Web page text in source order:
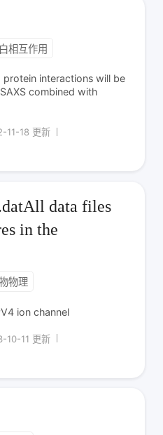
相互作用
interactions will be
combined with
11-18 更新
data files
in the
物理
ion channel
10-11 更新